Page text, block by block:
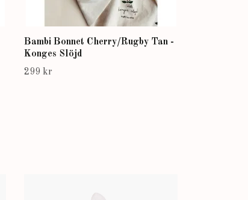
Bambi Bonnet Cherry/Rugby Tan -
Konges Slöjd
299 kr